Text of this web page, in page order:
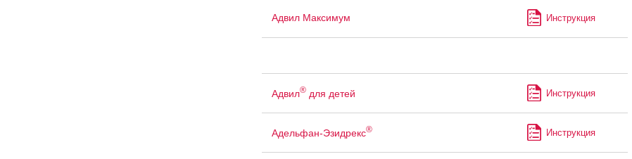
Адвил Максимум Инструкция
Адвил®для детей Инструкция
Адельфан-Эзидрекс® Инструкция